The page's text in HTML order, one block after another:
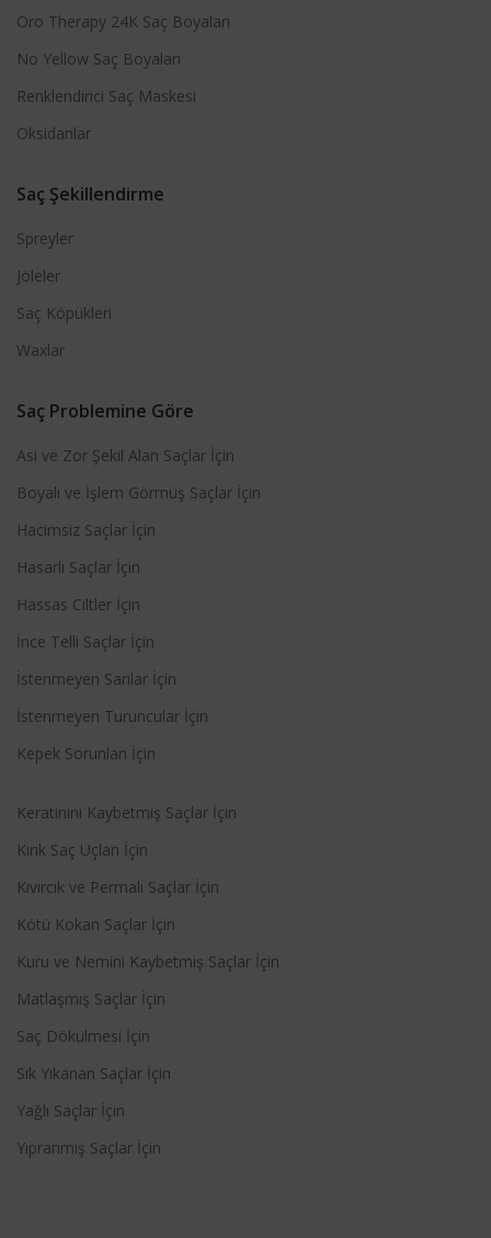
Oro Therapy 24K Saç Boyaları
No Yellow Saç Boyaları
Renklendirici Saç Maskesi
Oksidanlar
Saç Şekillendirme
Spreyler
Jöleler
Saç Köpükleri
Waxlar
Saç Problemine Göre
Asi ve Zor Şekil Alan Saçlar İçin
Boyalı ve İşlem Görmüş Saçlar İçin
Hacimsiz Saçlar İçin
Hasarlı Saçlar İçin
Hassas Ciltler İçin
İnce Telli Saçlar İçin
İstenmeyen Sarılar İçin
İstenmeyen Turuncular İçin
Kepek Sorunları İçin
Keratinini Kaybetmiş Saçlar İçin
Kırık Saç Uçları İçin
Kıvırcık ve Permalı Saçlar İçin
Kötü Kokan Saçlar İçin
Kuru ve Nemini Kaybetmiş Saçlar İçin
Matlaşmış Saçlar İçin
Saç Dökülmesi İçin
Sık Yıkanan Saçlar İçin
Yağlı Saçlar İçin
Yıpranmış Saçlar İçin